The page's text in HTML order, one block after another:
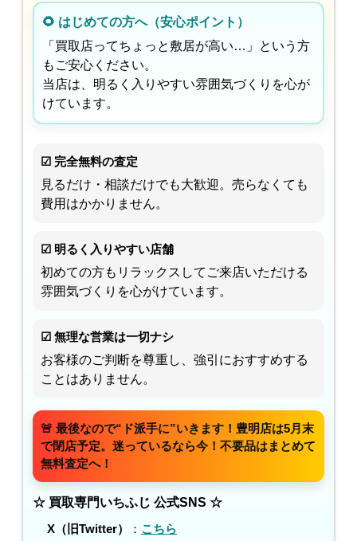
🌻 はじめての方へ（安心ポイント）
「買取店ってちょっと敷居が高い…」という方
もご安心ください。
当店は、明るく入りやすい雰囲気づくりを心が
けています。
☑ 完全無料の査定
見るだけ・相談だけでも大歓迎。売らなくても
費用はかかりません。
☑ 明るく入りやすい店舗
初めての方もリラックスしてご来店いただける
雰囲気づくりを心がけています。
☑ 無理な営業は一切ナシ
お客様のご判断を尊重し、強引におすすめする
ことはありません。
🚨 最後なので“ド派手に”いきます！豊明店は5月末
で閉店予定。迷っているなら今！不要品はまとめて
無料査定へ！
☆ 買取専門いちふじ 公式SNS ☆
X（旧Twitter）
： こちら